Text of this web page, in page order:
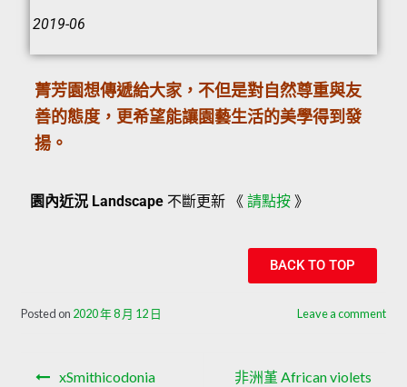
2019-06
菁芳園想傳遞給大家，不但是對自然尊重與友
善的態度，更希望能讓園藝生活的美學得到發
揚。
園內近況 Landscape不斷更新 《 請點按》
BACK TO TOP
Posted on 2020 年 8 月 12 日 Leave a comment
xSmithicodonia
非洲堇 African violets